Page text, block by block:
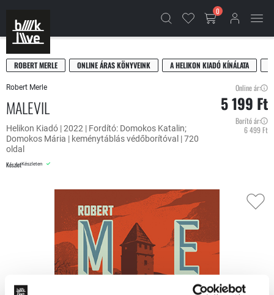
0
ROBERT MERLE ONLINE ÁRAS KÖNYVEINK A HELIKON KIADÓ KÍNÁLATA
Robert Merle
MALEVIL
Helikon Kiadó | 2022 | Fordító: Domokos Katalin;
Domokos Mária | keménytáblás védőborítóval | 720
oldal
KészletKészleten
Online ár:
5 199 Ft
Borító ár:
6 499 Ft